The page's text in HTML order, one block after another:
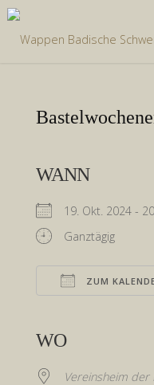
Zum
springen
WANN
19. Okt. 2024 -
Ganztägig
ZUM
WO
Vereinsheim der